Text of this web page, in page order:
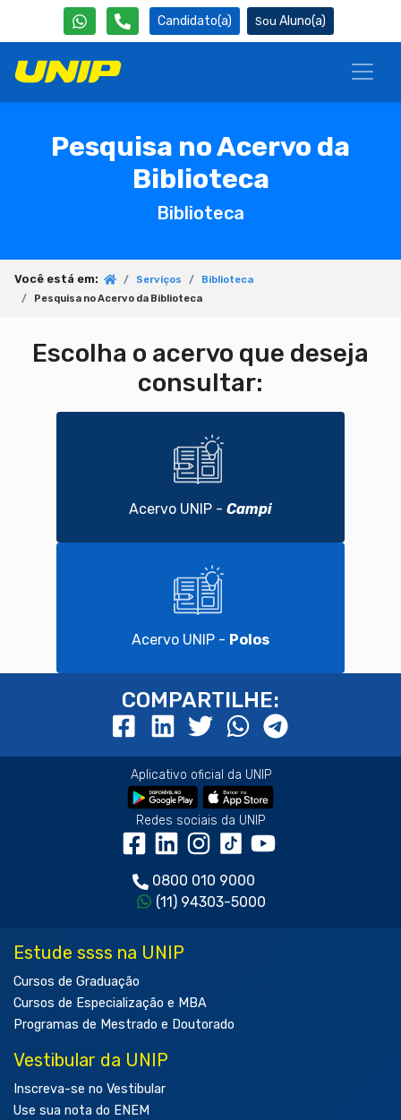
Candidato(a) Aluno(a)
Pesquisa no Acervo da
Biblioteca
Biblioteca
Você está em: Serviços
Biblioteca
Pesquisa no Acervo da Biblioteca
Escolha o acervo que deseja
consultar:
Acervo UNIP - Campi
Acervo UNIP - Polos
COMPARTILHE:
Aplicativo oficial da UNIP
Redes sociais da UNIP
0800 010 9000
(11) 94303-5000
Estude ssss na UNIP
Cursos de Graduação
Cursos de Especialização e MBA
Programas de Mestrado e Doutorado
Vestibular da UNIP
Inscreva-se no Vestibular
Use sua nota do ENEM